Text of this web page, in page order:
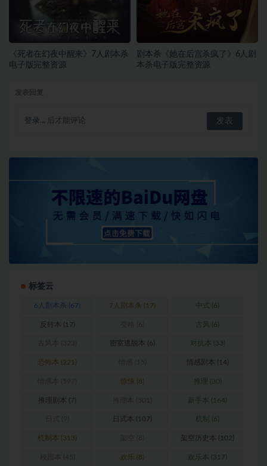
《死者在幻夜中醒来》7人剧本杀
电子版完整资源
剧本杀《她在后宫杀疯了》6人剧
本杀电子版完整资源
登录... 后才能评论
标签云
6人剧本杀 (67) 7人剧本杀 (17) 中式 (6)
反转本 (17) 古风 (6)
密室逃脱本 (6) 对抗本 (33)
恐怖本 (221) 情感剧本 (14)
惊悚 (8) 推理 (30)
推理剧本 (7) 新手本 (164)
日式本 (107) 机制 (6)
机制本 (313) 架空历史本 (102)
欢乐 (8) 欢乐本 (317)